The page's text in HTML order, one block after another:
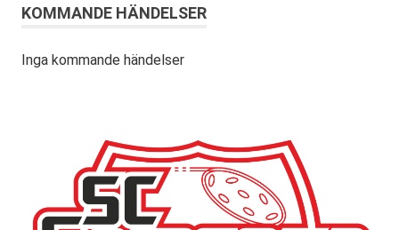
KOMMANDE HÄNDELSER
Inga kommande händelser